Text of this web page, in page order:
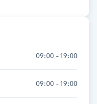
09:00 - 19:00
09:00 - 19:00